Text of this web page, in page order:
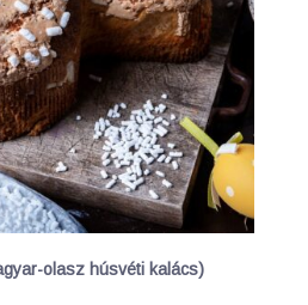
olasz húsvéti kalács)